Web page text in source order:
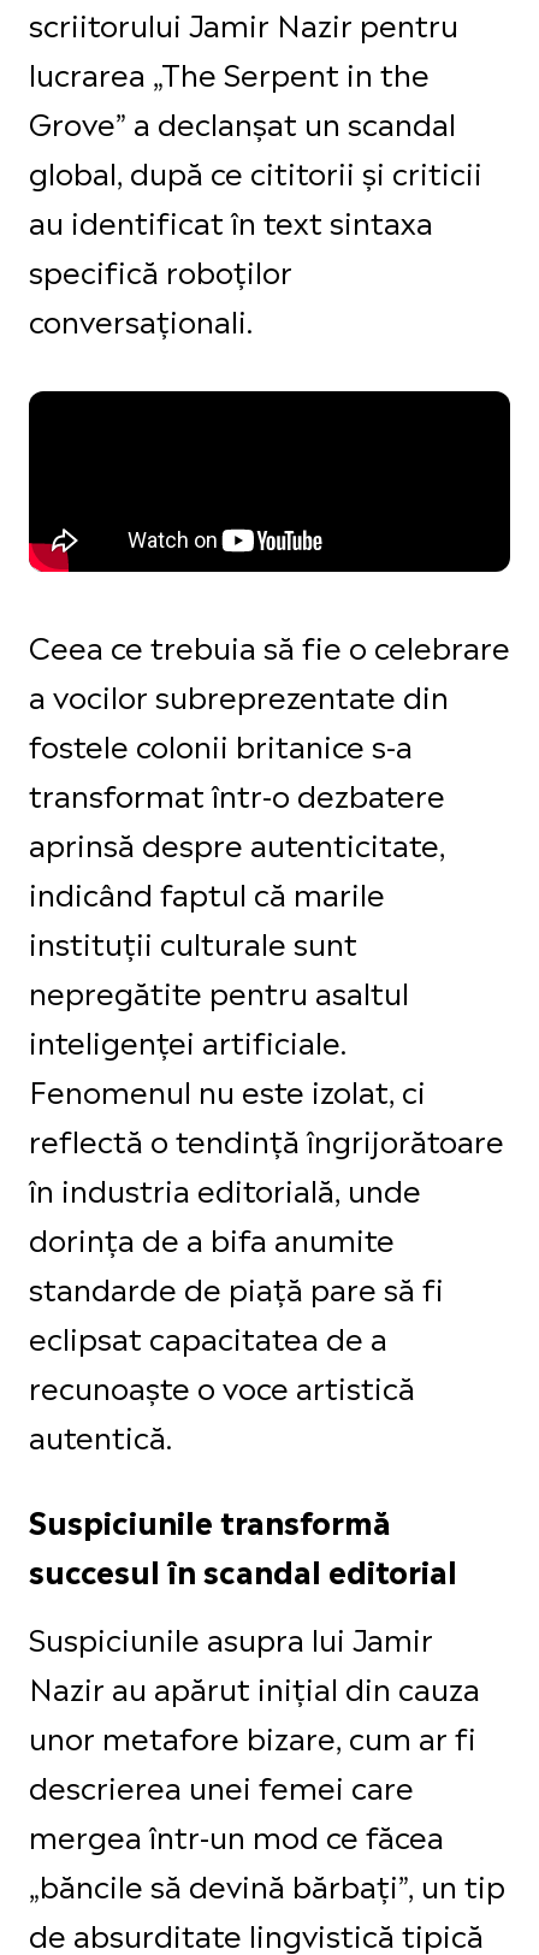
scriitorului Jamir Nazir pentru
lucrarea „The Serpent in the
Grove” a declanșat un scandal
global, după ce cititorii și criticii
au identificat în text sintaxa
specifică roboților
conversaționali.
Ceea ce trebuia să fie o celebrare
a vocilor subreprezentate din
fostele colonii britanice s-a
transformat într-o dezbatere
aprinsă despre autenticitate,
indicând faptul că marile
instituții culturale sunt
nepregătite pentru asaltul
inteligenței artificiale.
Fenomenul nu este izolat, ci
reflectă o tendință îngrijorătoare
în industria editorială, unde
dorința de a bifa anumite
standarde de piață pare să fi
eclipsat capacitatea de a
recunoaște o voce artistică
autentică.
Suspiciunile transformă
succesul în scandal editorial
Suspiciunile asupra lui Jamir
Nazir au apărut inițial din cauza
unor metafore bizare, cum ar fi
descrierea unei femei care
mergea într-un mod ce făcea
„băncile să devină bărbați”, un tip
de absurditate lingvistică tipică